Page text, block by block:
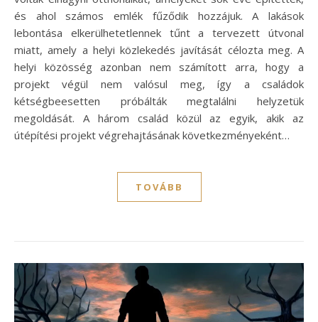
és ahol számos emlék fűződik hozzájuk. A lakások
lebontása elkerülhetetlennek tűnt a tervezett útvonal
miatt, amely a helyi közlekedés javítását célozta meg. A
helyi közösség azonban nem számított arra, hogy a
projekt végül nem valósul meg, így a családok
kétségbeesetten próbálták megtalálni helyzetük
megoldását. A három család közül az egyik, akik az
útépítési projekt végrehajtásának következményeként…
TOVÁBB